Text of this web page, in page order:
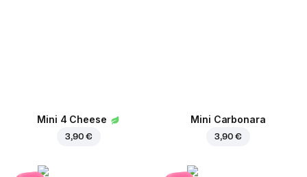
Mini 4 Cheese
3,90 €
Mini Carbonara
3,90 €